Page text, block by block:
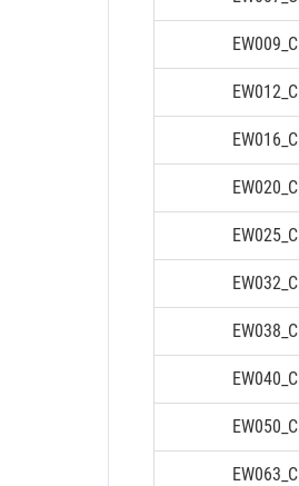
EW009_C
EW012_C
EW016_C
EW020_C
EW025_C
EW032_C
EW038_C
EW040_C
EW050_C
EW063_C